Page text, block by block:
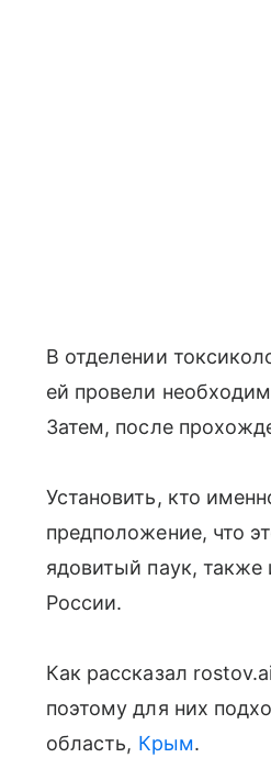
В отделении
ей провели
Затем, после
Установить, кто
предположение, что
ядовитый паук,
России.
Как рассказал
поэтому для них
область, Крым.